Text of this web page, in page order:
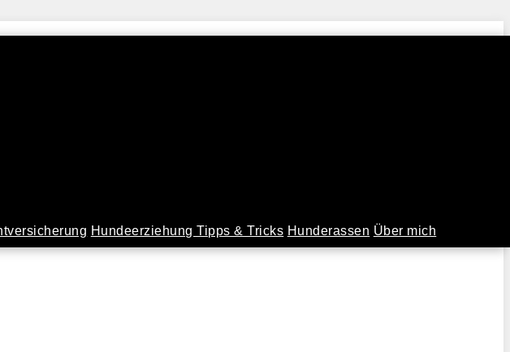
Hundeerziehung Tipps & Tricks Hunderassen Über mich